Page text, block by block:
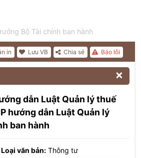
Bộ Tài chính ban hành
Báo lỗi
Chia sẻ
Lưu VB
in

dẫn Luật Quản lý thuế
hướng dẫn Luật Quản lý
ban hành
Loại văn bản: Thông tư